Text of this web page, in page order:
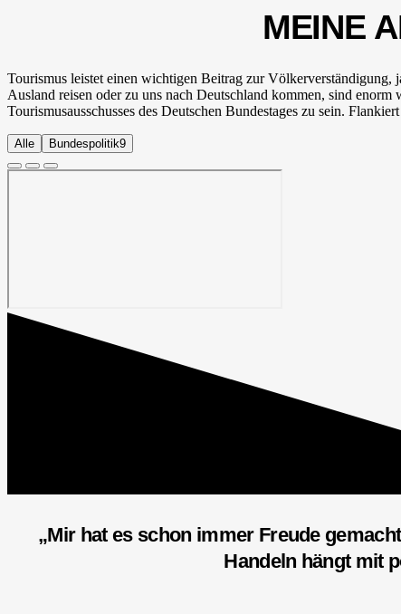
MEINE
Tourismus leistet einen wichtigen Beitrag zur
Ausland reisen oder zu uns nach Deutschland kommen, sind
Tourismusausschusses des Deutschen Bundestages zu sein.
Alle Bundespolitik9
„Mir hat es schon immer Freude
Handeln hängt mit